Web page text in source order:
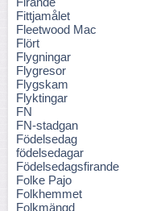
Fittjamålet
Fleetwood Mac
Flört
Flygningar
Flygresor
Flygskam
Flyktingar
FN
FN-stadgan
Födelsedag
födelsedagar
Födelsedagsfirande
Folke Pajo
Folkhemmet
Folkmängd